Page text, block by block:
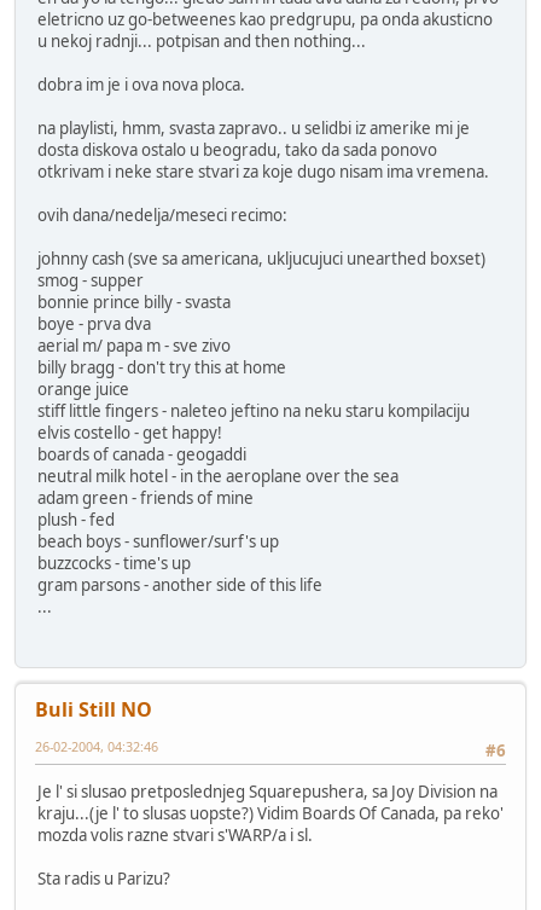
eletricno uz go-betweenes kao predgrupu, pa onda akusticno
u nekoj radnji... potpisan and then nothing...
dobra im je i ova nova ploca.
na playlisti, hmm, svasta zapravo.. u selidbi iz amerike mi je
dosta diskova ostalo u beogradu, tako da sada ponovo
otkrivam i neke stare stvari za koje dugo nisam ima vremena.
ovih dana/nedelja/meseci recimo:
johnny cash (sve sa americana, ukljucujuci unearthed boxset)
smog - supper
bonnie prince billy - svasta
boye - prva dva
aerial m/ papa m - sve zivo
billy bragg - don't try this at home
orange juice
stiff little fingers - naleteo jeftino na neku staru kompilaciju
elvis costello - get happy!
boards of canada - geogaddi
neutral milk hotel - in the aeroplane over the sea
adam green - friends of mine
plush - fed
beach boys - sunflower/surf's up
buzzcocks - time's up
gram parsons - another side of this life
...
Buli Still NO
#6
26-02-2004, 04:32:46
Je l' si slusao pretposlednjeg Squarepushera, sa Joy Division na
kraju...(je l' to slusas uopste?) Vidim Boards Of Canada, pa reko'
mozda volis razne stvari s'WARP/a i sl.
Sta radis u Parizu?